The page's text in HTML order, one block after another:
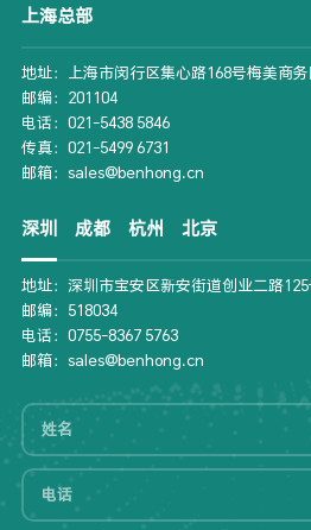
上海总部
地址：上海市闵行区集心路168号梅美商
邮编：201104
电话：021-5438 5846
传真：021-5499 6731
邮箱：sales@benhong.cn
深圳 成都 杭州 北京
地址：深圳市宝安区新安街道创业二路
邮编：518034
电话：0755-8367 5763
邮箱：sales@benhong.cn